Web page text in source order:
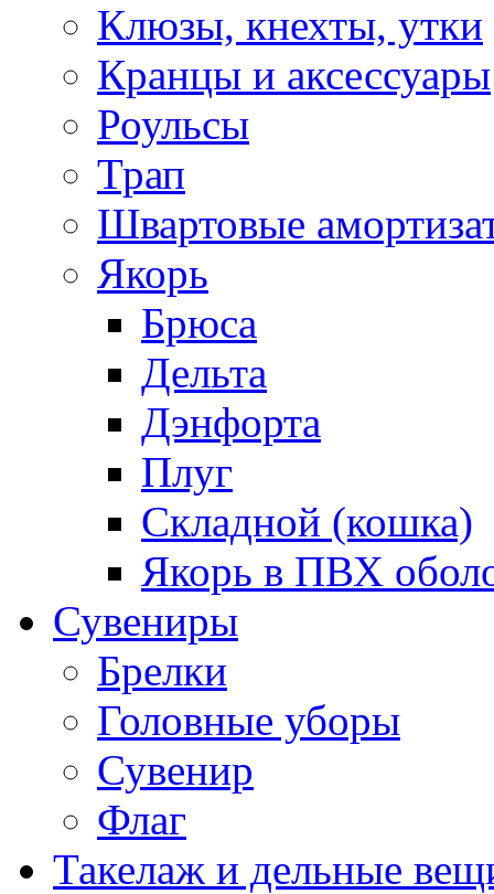
Клюзы, кнехты, утки
Кранцы и аксессуары
Роульсы
Трап
Швартовые
Якорь
Брюса
Дельта
Дэнфорта
Плуг
Складной (кошка)
Якорь в ПВХ
Сувениры
Брелки
Головные уборы
Сувенир
Флаг
Такелаж и дельные